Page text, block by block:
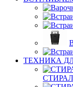
ТЕХНИКА